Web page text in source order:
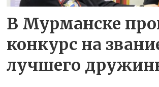
В Мурманске
конкурс на
лучшего